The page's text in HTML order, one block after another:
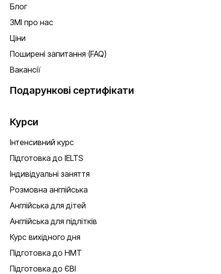
Блог
ЗМІ про нас
Ціни
Поширені запитання (FAQ)
Вакансії
Подарункові сертифікати
Курси
Інтенсивний курс
Підготовка до IELTS
Індивідуальні заняття
Розмовна англійська
Англійська для дітей
Англійська для підлітків
Курс вихідного дня
Підготовка до НМТ
Підготовка до ЄВІ